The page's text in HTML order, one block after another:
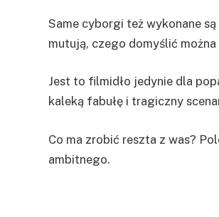
Same cyborgi też wykonane
mutują, czego domyślić
Jest to filmidło jedynie dla
kaleką fabułę i tragiczny
Co ma zrobić reszta z was?
ambitnego.